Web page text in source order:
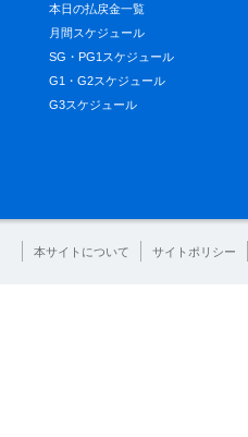
本日の払戻金一覧
月間スケジュール
SG・PG1スケジュール
G1・G2スケジュール
G3スケジュール
本サイトについて サイトポリシー